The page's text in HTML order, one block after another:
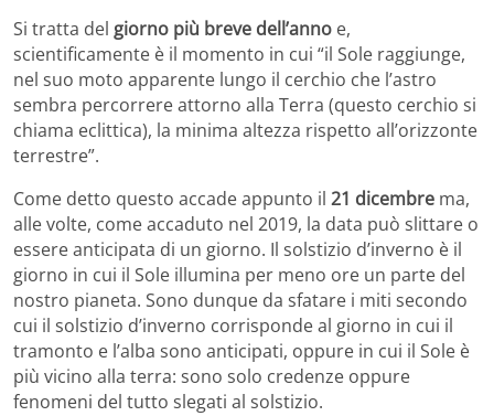
Si tratta del giorno più breve dell’anno e,
scientificamente è il momento in cui “il Sole raggiunge,
nel suo moto apparente lungo il cerchio che l’astro
sembra percorrere attorno alla Terra (questo cerchio si
chiama eclittica), la minima altezza rispetto all’orizzonte
terrestre”.
Come detto questo accade appunto il 21 dicembre ma,
alle volte, come accaduto nel 2019, la data può slittare o
essere anticipata di un giorno. Il solstizio d’inverno è il
giorno in cui il Sole illumina per meno ore un parte del
nostro pianeta. Sono dunque da sfatare i miti secondo
cui il solstizio d’inverno corrisponde al giorno in cui il
tramonto e l’alba sono anticipati, oppure in cui il Sole è
più vicino alla terra: sono solo credenze oppure
fenomeni del tutto slegati al solstizio.